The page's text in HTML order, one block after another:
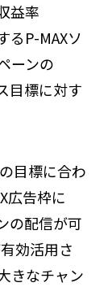
益率
るP-MAXソ
ーンの
目標に対す
目標に合わ
広告枠に
の配信が可
効活用さ
きなチャン